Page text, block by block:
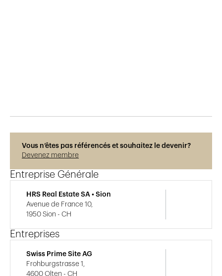
Vous n’êtes pas référencés et souhaitez le devenir?
Devenez membre
Entreprise Générale
HRS Real Estate SA • Sion
Avenue de France 10,
1950 Sion - CH
Entreprises
Swiss Prime Site AG
Frohburgstrasse 1,
4600 Olten - CH